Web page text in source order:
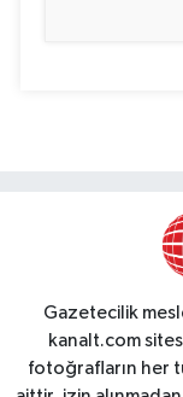
Gazetecilik
kanalt.com
fotoğrafların her